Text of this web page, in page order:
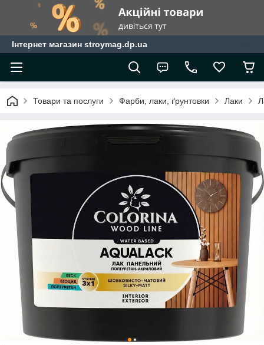
Інтернет магазин stroymag.dp.ua
Товари та послуги Фарби, лаки, ґрунтовки Лаки